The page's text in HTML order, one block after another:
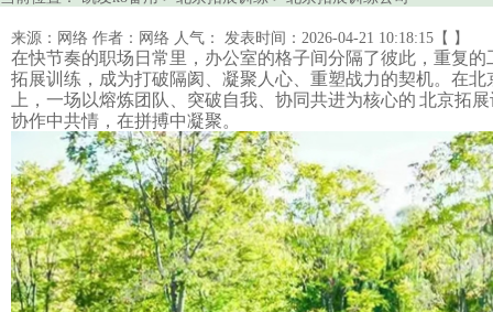
来源：网络 作者：网络 人气： 发表时间：2026-04-21 10:18:15【 】
在快节奏的职场日常里，办公室的格子间分隔了彼此，重复
拓展训练 ，成为打破隔阂、凝聚人心、重塑战力的契机。在北
上，一场以熔炼团队 、突破自我、协同共进为核心的 北京拓展
协作中共情，在拼搏中凝聚。